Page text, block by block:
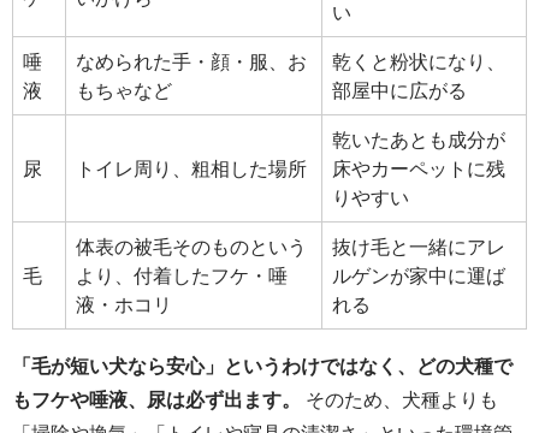
い
唾
液
なめられた手・顔・服、お
もちゃなど
乾くと粉状になり、
部屋中に広がる
尿 トイレ周り、粗相した場所
乾いたあとも成分が
床やカーペットに残
りやすい
毛
体表の被毛そのものという
より、付着したフケ・唾
液・ホコリ
抜け毛と一緒にアレ
ルゲンが家中に運ば
れる
「毛が短い犬なら安心」というわけではなく、どの犬種で
もフケや唾液、尿は必ず出ます。
そのため、犬種よりも